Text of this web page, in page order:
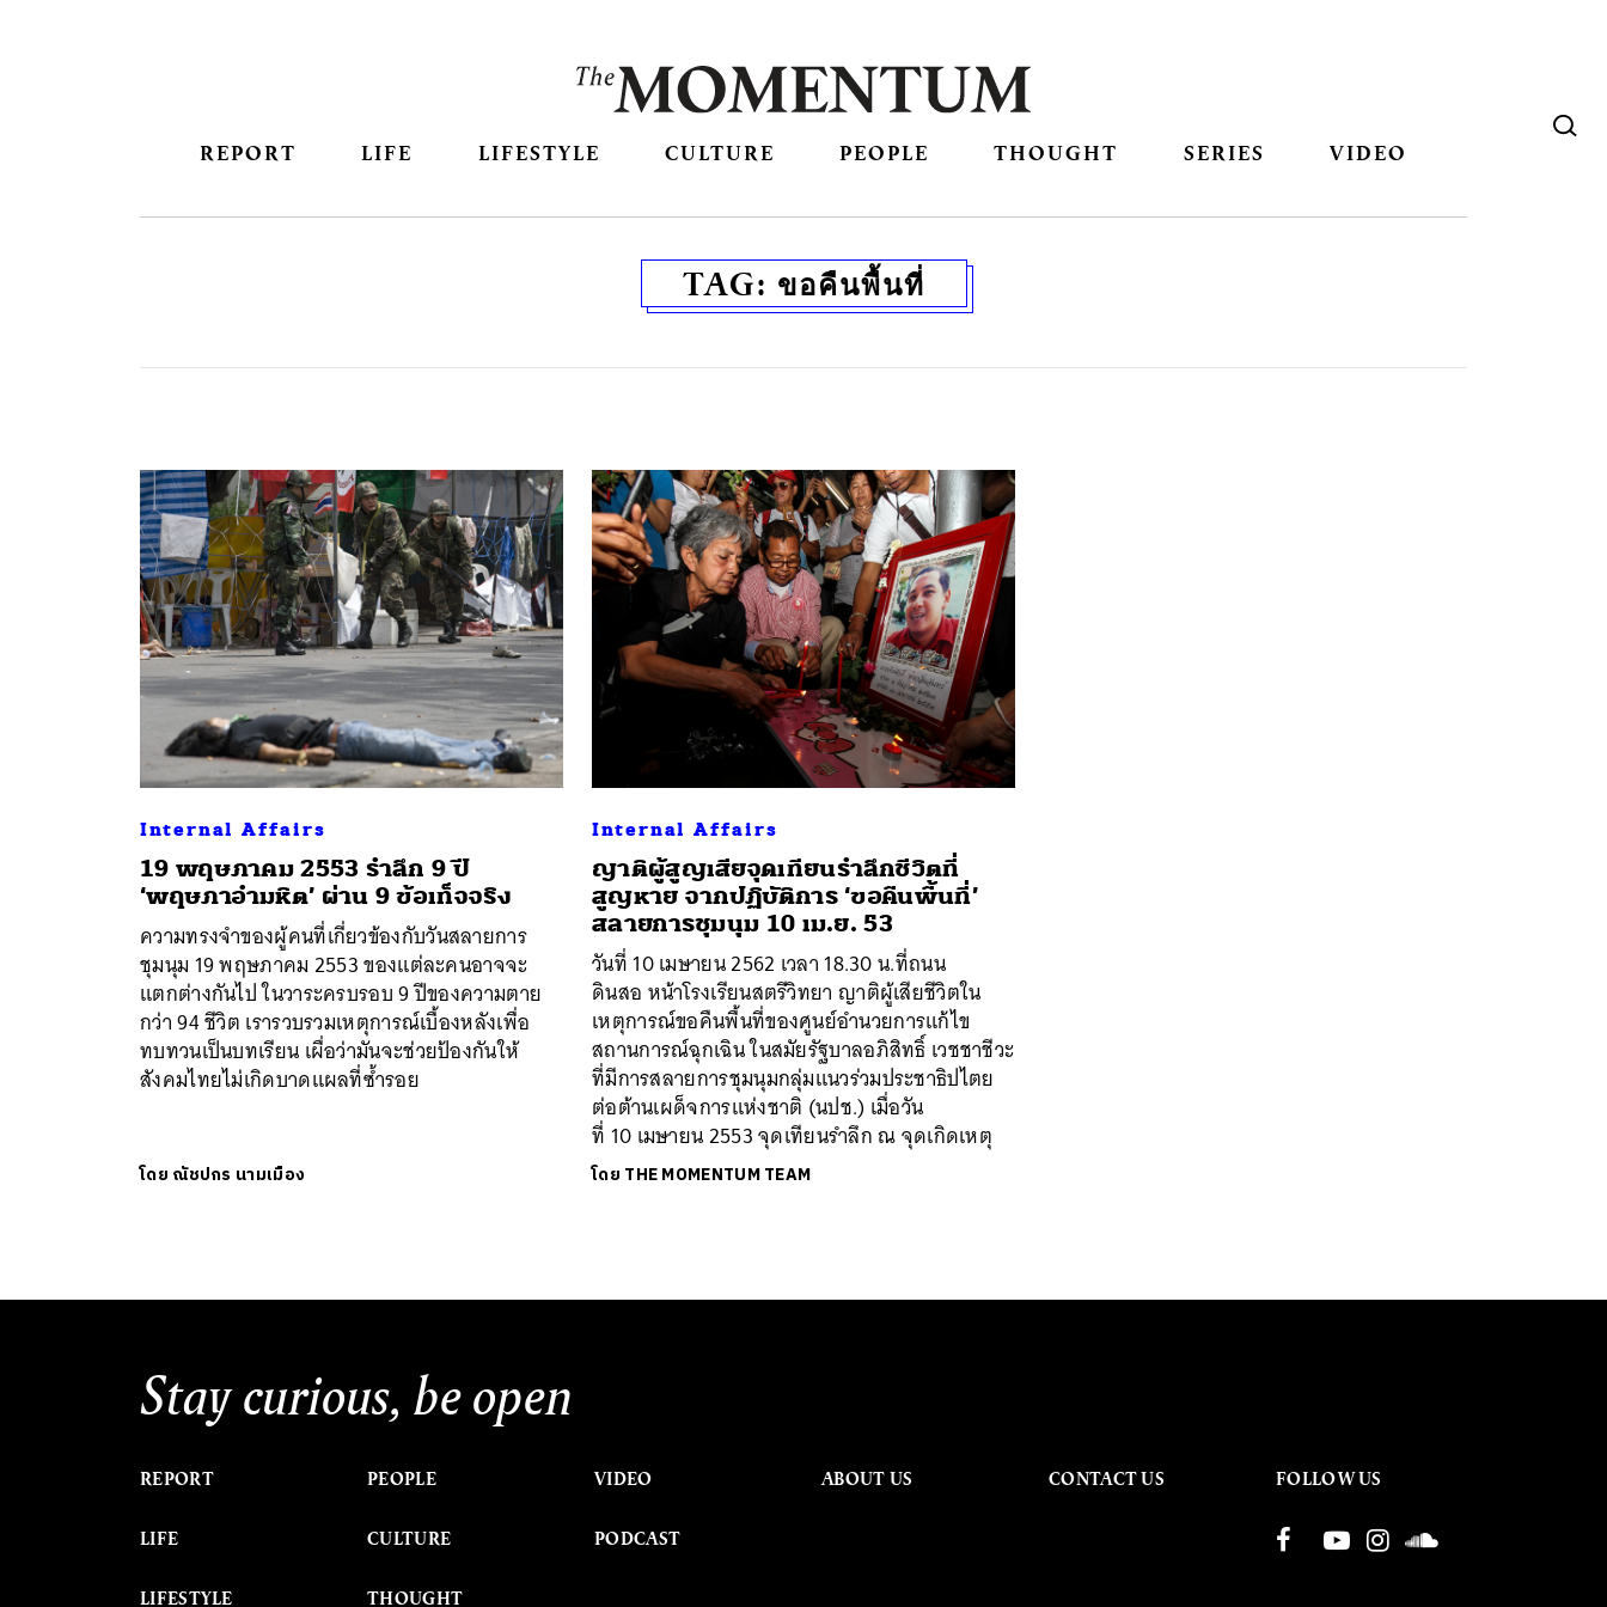
REPORT LIFE LIFESTYLE CULTURE PEOPLE THOUGHT SERIES VIDEO
TAG: ขอคืนพื้นที่
Internal Affairs
19 พฤษภาคม 2553 รำลึก 9 ปี
‘พฤษภาอำมหิต’ ผ่าน 9 ข้อเท็จจริง
ความทรงจำของผู้คนที่เกี่ยวข้องกับวันสลายการ
ชุมนุม 19 พฤษภาคม 2553 ของแต่ละคนอาจจะ
แตกต่างกันไป ในวาระครบรอบ 9 ปีของความตาย
กว่า 94 ชีวิต เรารวบรวมเหตุการณ์เบื้องหลังเพื่อ
ทบทวนเป็นบทเรียน เผื่อว่ามันจะช่วยป้องกันให้
สังคมไทยไม่เกิดบาดแผลที่ซ้ำรอย
โดย ณัชปกร นามเมือง
Internal Affairs
ญาติผู้สูญเสียจุดเทียนรำลึกชีวิตที่
สูญหาย จากปฏิบัติการ ‘ขอคืนพื้นที่’
สลายการชุมนุม 10 เม.ย. 53
วันที่ 10 เมษายน 2562 เวลา 18.30 น.ที่ถนน
ดินสอ หน้าโรงเรียนสตรีวิทยา ญาติผู้เสียชีวิตใน
เหตุการณ์ขอคืนพื้นที่ของศูนย์อำนวยการแก้ไข
สถานการณ์ฉุกเฉิน ในสมัยรัฐบาลอภิสิทธิ์ เวชชาชีวะ
ที่มีการสลายการชุมนุมกลุ่มแนวร่วมประชาธิปไตย
ต่อต้านเผด็จการแห่งชาติ (นปช.) เมื่อวัน
ที่ 10 เมษายน 2553 จุดเทียนรำลึก ณ จุดเกิดเหตุ
โดย THE MOMENTUM TEAM
Stay curious, be open
REPORT
LIFE
LIFESTYLE
PEOPLE
CULTURE
THOUGHT
VIDEO
PODCAST
ABOUT US CONTACT US FOLLOW US
ค้นหา
SHARE TWEET LINE EMAIL